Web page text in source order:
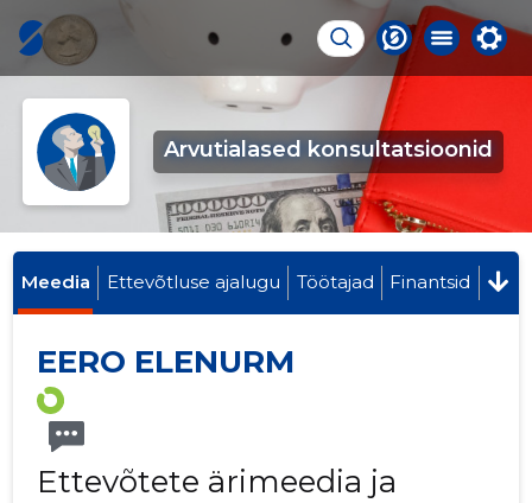
Arvutialased konsultatsioonid
Meedia Ettevõtluse ajalugu Töötajad Finantsid
EERO ELENURM
Ettevõtete ärimeedia ja